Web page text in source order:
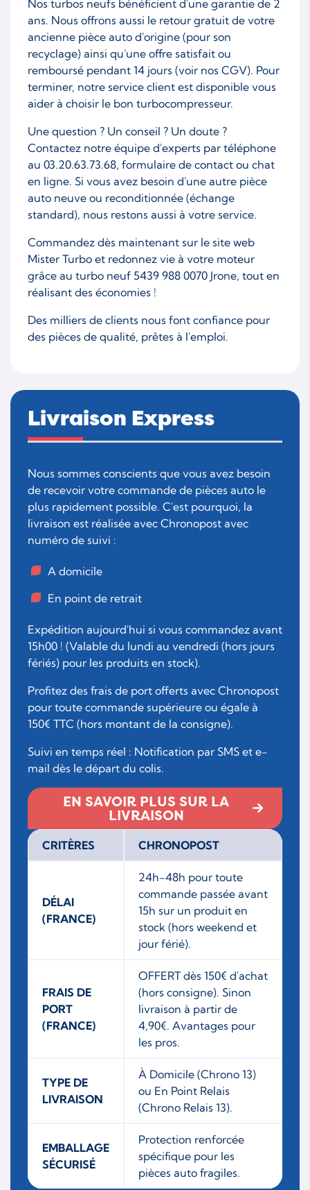
Nos turbos neufs bénéficient d'une garantie de 2
ans. Nous offrons aussi le retour gratuit de votre
ancienne pièce auto d'origine (pour son
recyclage) ainsi qu'une offre satisfait ou
remboursé pendant 14 jours (voir nos CGV). Pour
terminer, notre service client est disponible vous
aider à choisir le bon turbocompresseur.
Une question ? Un conseil ? Un doute ?
Contactez notre équipe d'experts par téléphone
au 03.20.63.73.68, formulaire de contact ou chat
en ligne. Si vous avez besoin d'une autre pièce
auto neuve ou reconditionnée (échange
standard), nous restons aussi à votre service.
Commandez dès maintenant sur le site web
Mister Turbo et redonnez vie à votre moteur
grâce au turbo neuf 5439 988 0070 Jrone, tout en
réalisant des économies !
Des milliers de clients nous font confiance pour
des pièces de qualité, prêtes à l'emploi.
Livraison Express
Nous sommes conscients que vous avez besoin
de recevoir votre commande de pièces auto le
plus rapidement possible. C'est pourquoi, la
livraison est réalisée avec Chronopost avec
numéro de suivi :
A domicile
En point de retrait
Expédition aujourd'hui si vous commandez avant
15h00 ! (Valable du lundi au vendredi (hors jours
fériés) pour les produits en stock).
Profitez des frais de port offerts avec Chronopost
pour toute commande supérieure ou égale à
150€ TTC (hors montant de la consigne).
Suivi en temps réel : Notification par SMS et e-
mail dès le départ du colis.
EN SAVOIR PLUS SUR LA
LIVRAISON
CRITÈRES CHRONOPOST
DÉLAI
(FRANCE)
24h-48h pour toute
commande passée avant
15h sur un produit en
stock (hors weekend et
jour férié).
FRAIS DE
PORT
(FRANCE)
OFFERT dès 150€ d'achat
(hors consigne). Sinon
livraison à partir de
4,90€. Avantages pour
les pros.
TYPE DE
LIVRAISON
À Domicile (Chrono 13)
ou En Point Relais
(Chrono Relais 13).
EMBALLAGE
SÉCURISÉ
Protection renforcée
spécifique pour les
pièces auto fragiles.